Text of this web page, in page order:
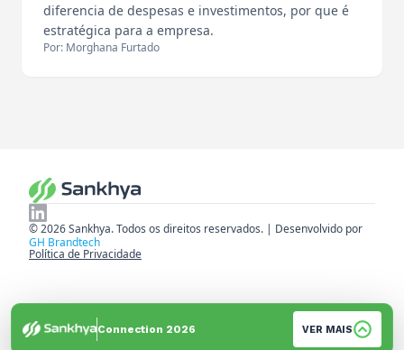
diferencia de despesas e investimentos, por que é
estratégica para a empresa.
Por: Morghana Furtado
© 2026 Sankhya. Todos os direitos reservados. | Desenvolvido por
GH Brandtech
Política de Privacidade
Connection 2026 VER MAIS